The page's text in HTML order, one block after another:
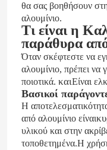
θα σας βοηθήσουν
αλουμίνιο.
Τι είναι η
παράθυρα
Όταν σκέφτεστε να
αλουμίνιο, πρέπει να
ποιοτικά. καιΕίναι
Βασικοί
Η
από αλουμίνιο είναι
υλικού και στην
τοποθετημένα.Η